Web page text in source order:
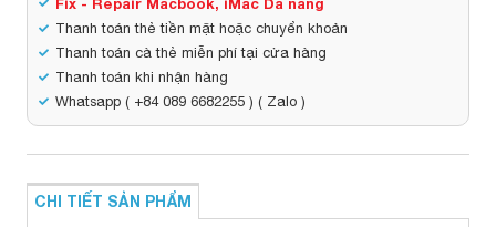
Thanh toán thẻ tiền mặt hoặc chuyển khoản
Thanh toán cà thẻ miễn phí tại cửa hàng
Thanh toán khi nhận hàng
Whatsapp ( +84 089 6682255 ) ( Zalo )
CHI TIẾT SẢN PHẨM